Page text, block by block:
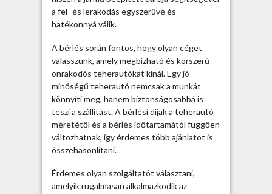
a fel- és lerakodás egyszerűvé és
hatékonnyá válik.
A bérlés során fontos, hogy olyan céget
válasszunk, amely megbízható és korszerű
önrakodós teherautókat kínál. Egy jó
minőségű teherautó nemcsak a munkát
könnyíti meg, hanem biztonságosabbá is
teszi a szállítást. A bérlési díjak a teherautó
méretétől és a bérlés időtartamától függően
változhatnak, így érdemes több ajánlatot is
összehasonlítani.
Érdemes olyan szolgáltatót választani,
amelyik rugalmasan alkalmazkodik az